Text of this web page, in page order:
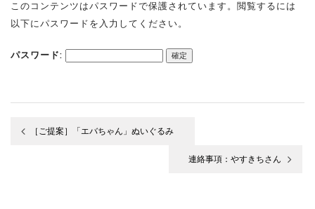
このコンテンツはパスワードで保護されています。閲覧するには
以下にパスワードを入力してください。
パスワード:
［ご提案］「エバちゃん」ぬいぐるみ
連絡事項：やすきちさん